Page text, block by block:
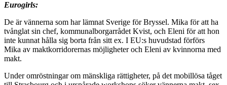
Eurogirls:
De är vännerna som har lämnat Sverige för Bryssel. Mika för att ha
tvånglat sin chef, kommunalborgarrådet Kvist, och Eleni för att hon
inte kunnat hålla sig borta från sitt ex. I EU:s huvudstad förförs
Mika av maktkorridorernas möjligheter och Eleni av kvinnorna med
makt.
Under omröstningar om mänskliga rättigheter, på det mobillösa tåget